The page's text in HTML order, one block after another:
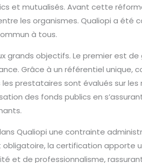
et mutualisés. Avant cette
les organismes. Qualiopi a été
à tous.
grands objectifs. Le premier est
Grâce à un référentiel unique,
prestataires sont évalués sur les
des fonds publics en
Qualiopi une contrainte
la certification apporte
et de professionnalisme,